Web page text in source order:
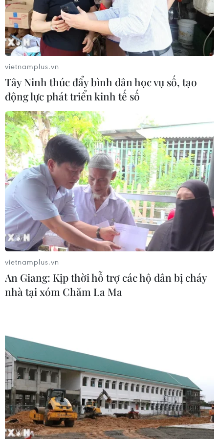
tư vẫn thận trọng trước áp lực bán
24/07/2026 09:35
Chứng khoán Âu-Mỹ chao đảo trước
cú sốc kép
24/07/2026 00:42
Xem thêm
CƠ QUAN CHỦ QUẢN: THÔNG TẤN XÃ VIỆT NAM
Tổng Biên tập: TRẦN TIẾN DUẨN
Phó Tổng Biên tập: NGUYỄN THỊ TÁM, KHÚC THANH
THỦY
Sở hữu trí tuệ
Quy định sử dụng
Dịch vụ tin
Liên hệ
Giấy phép số: 1374/GP-BTTTT do Bộ Thông tin và Truyền thông
cấp ngày 11/9/2008.
Quảng cáo: Phó TBT Nguyễn Thị Tám: 093.5958688, Email:
vietnamplus.vn
Tây Ninh thúc đẩy bình dân học vụ số, tạo
động lực phát triển kinh tế số
vietnamplus.vn
An Giang: Kịp thời hỗ trợ các hộ dân bị cháy
nhà tại xóm Chăm La Ma